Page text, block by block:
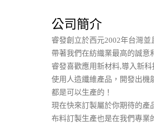
公司簡介
睿發創立於西元2002年台灣並
帶著我們在紡織業最高的誠意
睿發喜歡應用新材料,導入新
使用人造纖維產品，開發出機
都是可以生產的！
現在快來訂製屬於你期待的產
布料訂製生產也是在我們專業